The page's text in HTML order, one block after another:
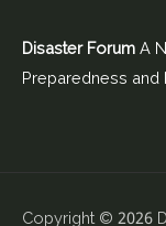
Disaster Forum A
Preparedness and
Copyright © 2026